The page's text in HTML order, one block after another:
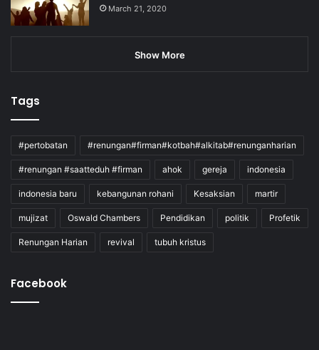
March 21, 2020
Show More
Tags
#pertobatan #renungan#firman#kotbah#alkitab#renunganharian
#renungan #saatteduh #firman ahok gereja indonesia
indonesia baru kebangunan rohani Kesaksian martir
mujizat Oswald Chambers Pendidikan politik Profetik
Renungan Harian revival tubuh kristus
Facebook